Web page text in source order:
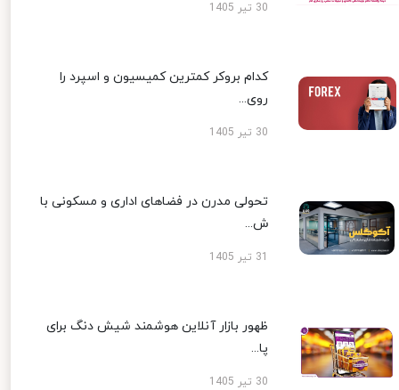
30 تیر 1405
کدام بروکر کمترین کمیسیون و اسپرد را
روی...
30 تیر 1405
تحولی مدرن در فضاهای اداری و مسکونی با
ش...
ظهور بازار آنلاین هوشمند شیش دنگ برای
پا...
30 تیر 1405